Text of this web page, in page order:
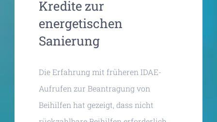
Kredite zur
energetischen
Sanierung
Die Erfahrung mit früheren IDAE-
Aufrufen zur Beantragung von
Beihilfen hat gezeigt, dass nicht